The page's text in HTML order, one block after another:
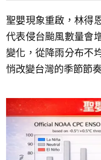
聖嬰現象重啟，林得
代表侵台颱風數量會
變化，從降雨分布不
悄改變台灣的季節節